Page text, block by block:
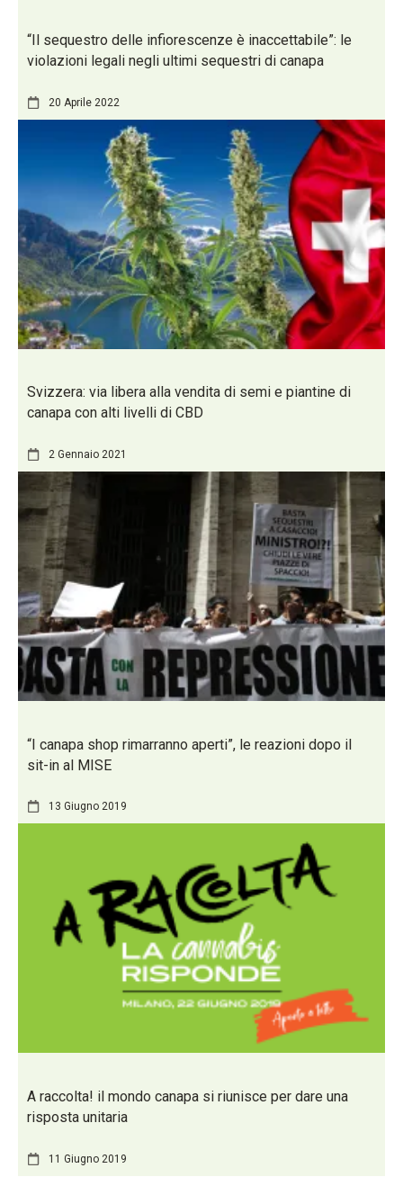
“Il sequestro delle infiorescenze è inaccettabile”: le
violazioni legali negli ultimi sequestri di canapa
20 Aprile 2022
Svizzera: via libera alla vendita di semi e piantine di
canapa con alti livelli di CBD
2 Gennaio 2021
“I canapa shop rimarranno aperti”, le reazioni dopo il
sit-in al MISE
13 Giugno 2019
A raccolta! il mondo canapa si riunisce per dare una
risposta unitaria
11 Giugno 2019